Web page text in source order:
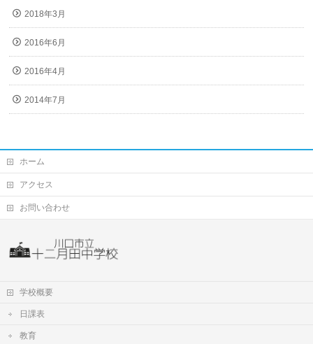
2018年3月
2016年6月
2016年4月
2014年7月
ホーム
アクセス
お問い合わせ
学校概要
日課表
教育